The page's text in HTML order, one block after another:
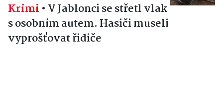
Krimi • V Jablonci se střetl vlak
s osobním autem. Hasiči museli
vyprošťovat řidiče